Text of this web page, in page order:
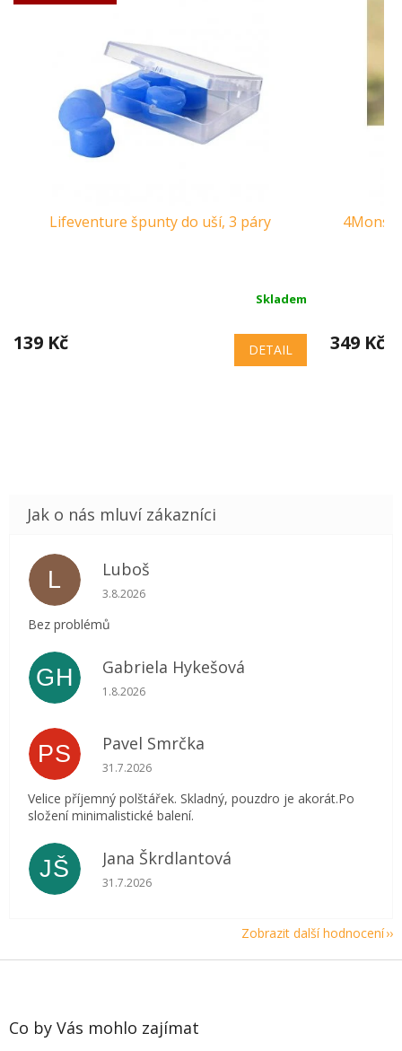
Lifeventure špunty do uší, 3 páry
Skladem
139 Kč DETAIL 349 Kč
L Luboš
Hodnocení obchodu je 5 z 5 hvězdiček.
3.8.2026
Bez problémů
GH Gabriela Hykešová
Hodnocení obchodu je 5 z 5 hvězdiček.
1.8.2026
PS Pavel Smrčka
Hodnocení obchodu je 5 z 5 hvězdiček.
31.7.2026
Velice příjemný polštářek. Skladný, pouzdro je akorát.Po
složení minimalistické balení.
JŠ Jana Škrdlantová
Hodnocení obchodu je 5 z 5 hvězdiček.
31.7.2026
Zobrazit další hodnocení
Z
Co by Vás mohlo zajímat